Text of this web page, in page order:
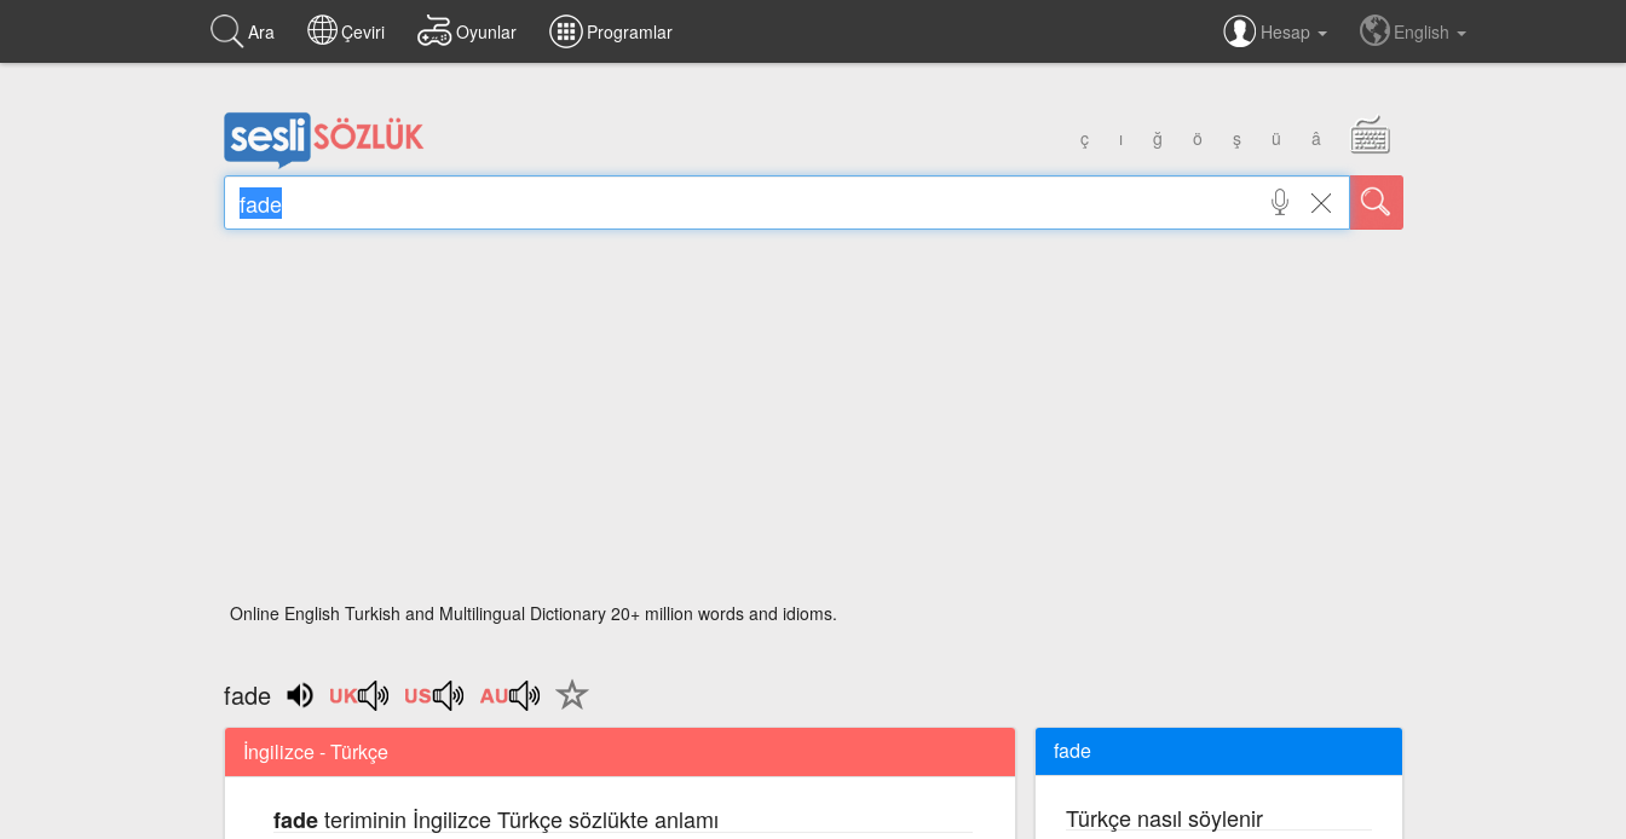
Ara Çeviri Oyunlar Programlar Hesap English
ç ı ğ ö ş ü â
Online English Turkish and Multilingual Dictionary 20+ million words and idioms.
fade
İngilizce - Türkçe
fadeteriminin İngilizce Türkçe sözlükte anlamı
fade
Türkçe nasıl söylenir